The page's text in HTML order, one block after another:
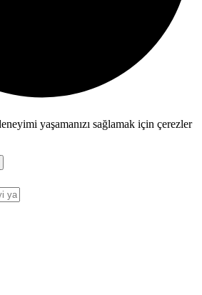
yaşamanızı sağlamak için çerezler